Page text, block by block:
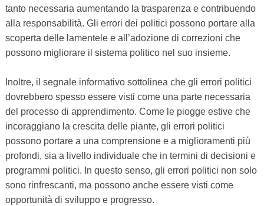
tanto necessaria aumentando la trasparenza e contribuendo
alla responsabilità. Gli errori dei politici possono portare alla
scoperta delle lamentele e all’adozione di correzioni che
possono migliorare il sistema politico nel suo insieme.
Inoltre, il segnale informativo sottolinea che gli errori politici
dovrebbero spesso essere visti come una parte necessaria
del processo di apprendimento. Come le piogge estive che
incoraggiano la crescita delle piante, gli errori politici
possono portare a una comprensione e a miglioramenti più
profondi, sia a livello individuale che in termini di decisioni e
programmi politici. In questo senso, gli errori politici non solo
sono rinfrescanti, ma possono anche essere visti come
opportunità di sviluppo e progresso.